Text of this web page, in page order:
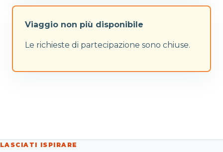
Viaggio non più disponibile
Le richieste di partecipazione sono chiuse.
LASCIATI ISPIRARE